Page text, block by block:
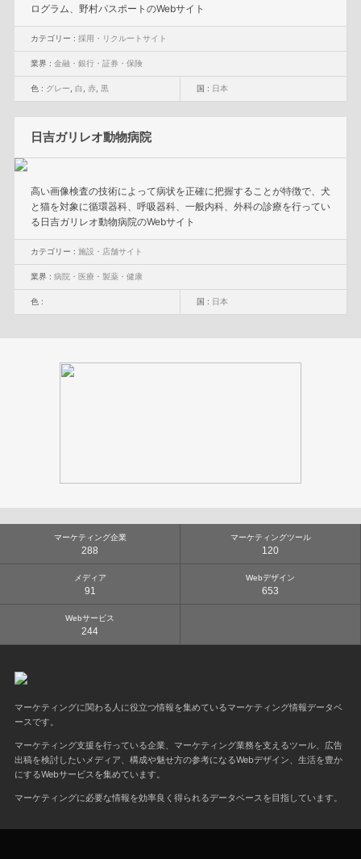
ログラム、野村パスポートのWebサイト
カテゴリー : 採用・リクルートサイト
業界 : 金融・銀行・証券・保険
色 : グレー 白 赤, 黒 国 : 日本
日吉ガリレオ動物病院
高い画像検査の技術によって病状を正確に把握することが特徴で、犬
と猫を対象に循環器科、呼吸器科、一般内科、外科の診療を行ってい
る日吉ガリレオ動物病院のWebサイト
カテゴリー : 施設・店舗サイト
業界 : 病院・医療・製薬・健康
色 : 国 : 日本
マーケティング企業
288
マーケティングツール
120
メディア
91
Webデザイン
653
Webサービス
244
マーケティングに関わる人に役立つ情報を集めているマーケティング情報データベ
ースです。
マーケティング支援を行っている企業、マーケティング業務を支えるツール、広告
出稿を検討したいメディア、構成や魅せ方の参考になるWebデザイン、生活を豊か
にするWebサービスを集めています。
マーケティングに必要な情報を効率良く得られるデータベースを目指しています。